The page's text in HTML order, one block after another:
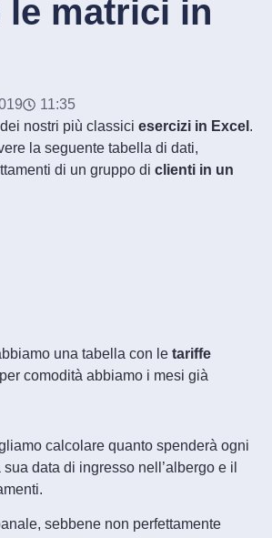
le matrici in
11:35
nostri più classici esercizi in Excel .
la seguente tabella di dati,
di un gruppo di clienti in un
una tabella con le tariffe
comodità abbiamo i mesi già
calcolare quanto spenderà ogni
data di ingresso nell’albergo e il
sebbene non perfettamente